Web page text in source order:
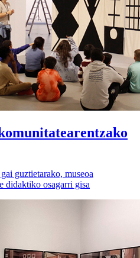
guztietarako, museoa
didaktiko osagarri gisa